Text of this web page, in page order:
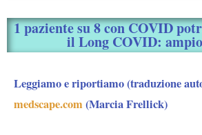
1 paziente su 8 con COVID
il Long COVID:
Leggiamo e riportiamo (traduzione
medscape.com(Marcia Frellick)